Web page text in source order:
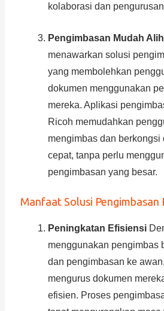
kolaborasi dan
Pengimbasan Mudah Alih
menawarkan solusi
yang membolehkan
dokumen menggunakan
mereka. Aplikasi
Ricoh memudahkan
mengimbas dan berkongsi
cepat, tanpa perlu
pengimbasan yang besar.
Manfaat Solusi Pengimbasan
Peningkatan Efisiensi
menggunakan pengimbas
dan pengimbasan ke
mengurus dokumen
efisien. Proses